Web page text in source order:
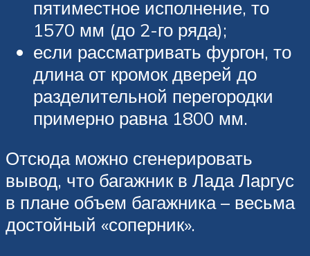
пятиместное исполнение, то
1570 мм (до 2-го ряда);
если рассматривать фургон, то
длина от кромок дверей до
разделительной перегородки
примерно равна 1800 мм.
Отсюда можно сгенерировать
вывод, что багажник в Лада Ларгус
в плане объем багажника – весьма
достойный «соперник».